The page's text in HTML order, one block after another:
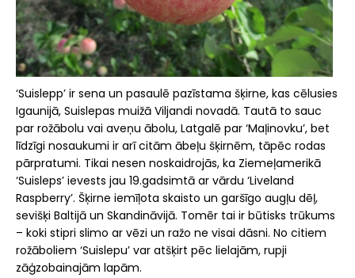
‘Suislepp’ ir sena un pasaulē pazīstama šķirne, kas cēlusies
Igaunijā, Suislepas muižā Viljandi novadā. Tautā to sauc
par rožābolu vai aveņu ābolu, Latgalē par ‘Maļinovku’, bet
līdzīgi nosaukumi ir arī citām ābeļu šķirnēm, tāpēc rodas
pārpratumi. Tikai nesen noskaidrojās, ka Ziemeļamerikā
‘Suisleps’ ievests jau 19.gadsimtā ar vārdu ‘Liveland
Raspberry’. Šķirne iemīļota skaisto un garšīgo augļu dēļ,
sevišķi Baltijā un Skandināvijā. Tomēr tai ir būtisks trūkums
– koki stipri slimo ar vēzi un ražo ne visai dāsni. No citiem
rožāboliem ‘Suislepu’ var atšķirt pēc lielajām, rupji
zāģzobainajām lapām.